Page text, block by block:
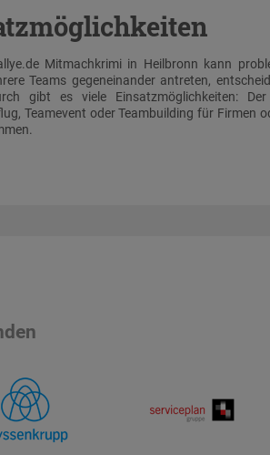
Mitmachkrimi in Heilbronn kann
Teams gegeneinander antreten,
gibt es viele Einsatzmöglichkeiten:
Teamevent oder Teambuilding für Firmen